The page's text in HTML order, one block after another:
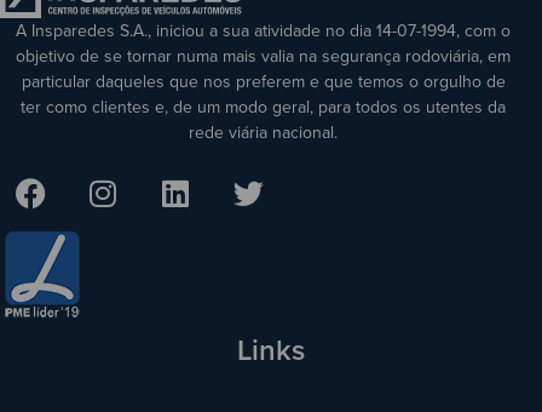
A Insparedes S.A., iniciou a sua atividade no dia 14-07-1994, com o
objetivo de se tornar numa mais valia na segurança rodoviária, em
particular daqueles que nos preferem e que temos o orgulho de
ter como clientes e, de um modo geral, para todos os utentes da
rede viária nacional.
Links